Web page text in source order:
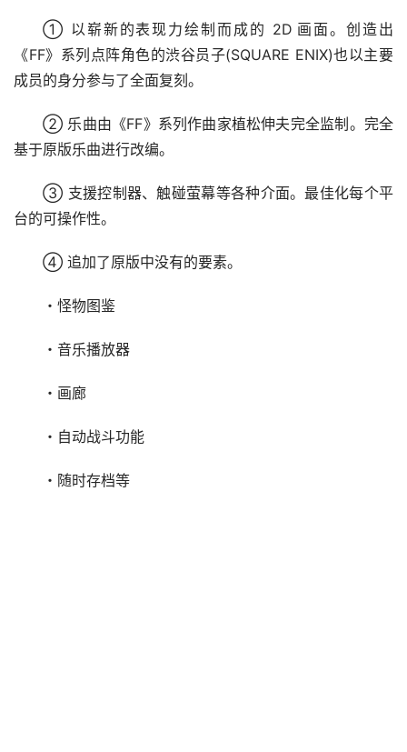
① 以崭新的表现力绘制而成的 2D 画面。创造出
《FF》系列点阵角色的渋谷员子(SQUARE ENIX)也以主要
成员的身分参与了全面复刻。
② 乐曲由《FF》系列作曲家植松伸夫完全监制。完全
基于原版乐曲进行改编。
③ 支援控制器、触碰萤幕等各种介面。最佳化每个平
台的可操作性。
④ 追加了原版中没有的要素。
・怪物图鉴
・音乐播放器
・画廊
・自动战斗功能
・随时存档等